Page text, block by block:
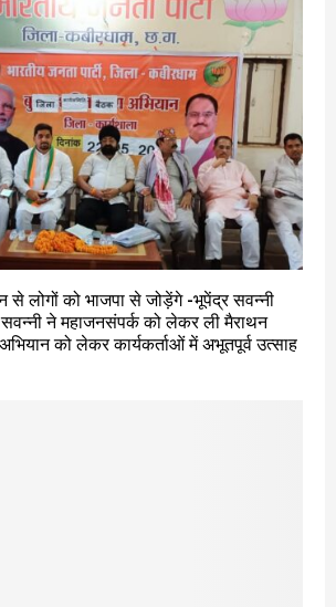
से लोगों को भाजपा से जोड़ेंगे -भूपेंद्र सवन्नी
सवन्नी ने महाजनसंपर्क को लेकर ली मैराथन
को लेकर कार्यकर्ताओं में अभूतपूर्व उत्साह